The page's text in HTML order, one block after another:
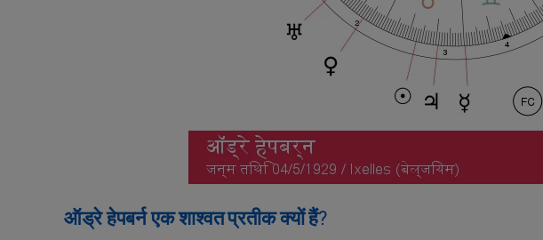
ऑड्रे हेपबर्न एक शाश्वत प्रतीक क्यों हैं?